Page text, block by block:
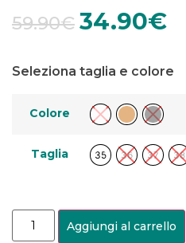
59.90€ 34.90€
Seleziona taglia e colore
Colore
Taglia 35 36 37 38
Aggiungi al carrello